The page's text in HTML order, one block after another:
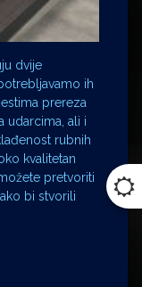
dvije
ih
prereza
udarcima, ali i
rubnih
kvalitetan
pretvoriti
bi stvorili